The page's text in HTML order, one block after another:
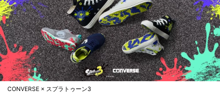
CONVERSE × スプラトゥーン3